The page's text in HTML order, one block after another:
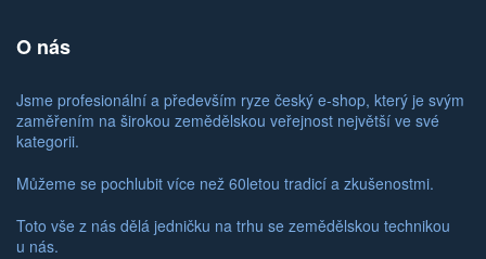
O nás
Jsme profesionální a především ryze český e-shop, který je svým
zaměřením na širokou zemědělskou veřejnost největší ve své
kategorii.
Můžeme se pochlubit více než 60letou tradicí a zkušenostmi.
Toto vše z nás dělá jedničku na trhu se zemědělskou technikou
u nás.